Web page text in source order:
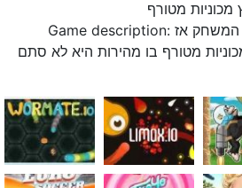
מכוניות מטורף
Game description: אם עוד לא הבנתם משם המשחק אז
מטורף בו מהירות היא לא סתם